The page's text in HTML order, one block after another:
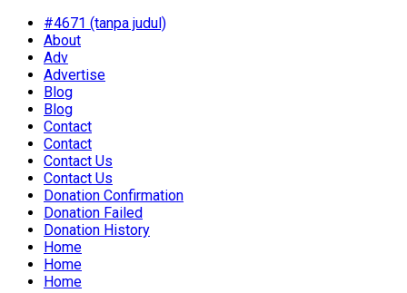
#4671 (tanpa judul)
About
Adv
Advertise
Blog
Blog
Contact
Contact
Contact Us
Contact Us
Donation Confirmation
Donation Failed
Donation History
Home
Home
Home